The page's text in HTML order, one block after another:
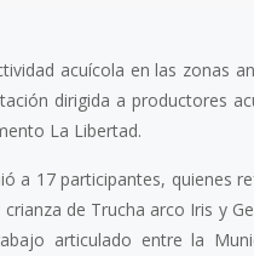
acuícola en las zonas
dirigida a productores
La Libertad.
a 17 participantes, quienes
de Trucha arco Iris y
articulado entre la